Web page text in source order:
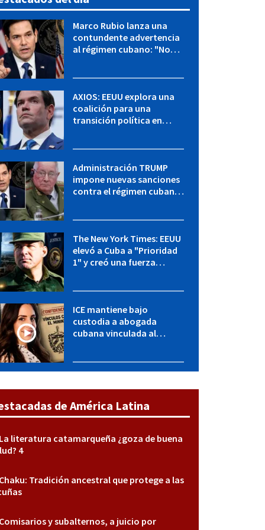
Marco Rubio lanza una
contundente advertencia
al régimen cubano: "No
AXIOS: EEUU explora una
coalición para una
transición política en
Administración TRUMP
impone nuevas sanciones
contra el régimen cubano:
The New York Times: EEUU
elevó a Cuba a "Prioridad
1" y creó una fuerza
ICE mantiene bajo
custodia a abogada
cubana vinculada al
de América Latina
La literatura catamarqueña ¿goza de buena
4
Chaku: Tradición ancestral que protege a las
Comisarios y subalternos, a juicio por